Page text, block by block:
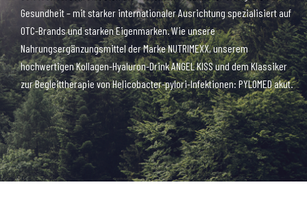
Gesundheit – mit starker internationaler Ausrichtung spezialisiert auf
OTC-Brands und starken Eigenmarken. Wie unsere
Nahrungsergänzungsmittel der Marke NUTRIMEXX, unserem
hochwertigen Kollagen-Hyaluron-Drink ANGEL KISS und dem Klassiker
zur Begleittherapie von Helicobacter-pylori-Infektionen: PYLOMED akut.